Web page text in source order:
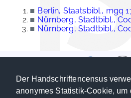
Der Handschriftencensus
anonymes Statistik-Cookie, um
■ Berlin, Staatsbibl., mgq
■ Nürnberg, Stadtbibl.,
■ Nürnberg, Stadtbibl.,